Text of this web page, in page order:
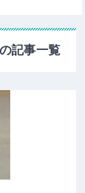
記事一覧